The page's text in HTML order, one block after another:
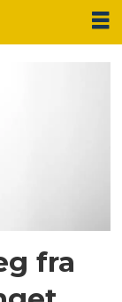
fra